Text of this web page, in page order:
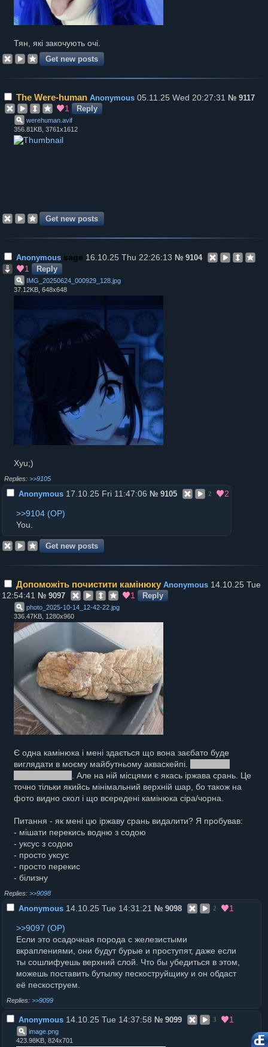
Тян, які закочують очі.
The Were-human Anonymous 05.11.25 Wed 20:27:31 № 9117
1 Reply
werehuman avif
356.81KB, 3761x1612
Anonymous 16.10.25 Thu 22:26:13 № 9104
1 Reply
IMG_20250624_000929_128 jpg
37.12KB, 648x648
Xyu;)
>>9105
Anonymous 17.10.25 Fri 11:47:06 № 9105 2 2
>>9104
You.
Допоможіть почистити камінюку Anonymous 14.10.25 Tue
12:54:41 № 9097 1 Reply
photo_2025-10-14_12-42-22 jpg
336.47KB, 1280x960
Є одна камінюка і мені здається що вона заєбато буде
виглядати в моєму майбутньому акваскейпі.
. Але на ній місцями є якась іржава срань. Це
точно тільки якийсь мінімальний верхній шар, бо також на
фото видно скол і що всередені камінюка сіра/чорна.
Питання - як мені цю іржаву срань видалити? Я пробував:
- мішати перекись водню з содою
- уксус з содою
- просто уксус
- просто перекис
- білизну
>>9098
Anonymous 14.10.25 Tue 14:31:21 № 9098 2 1
>>9097
Если это осадочная порода с железистыми
вкраплениями, они будут бурые и проступят, даже если
ты сошлифуешь верхний слой. Что бы убедиться в этом,
можешь поставить бутылку пескоструйщику и он обдаст
её пескоструем.
>>9099
Anonymous 14.10.25 Tue 14:37:58 № 9099 3 1
image png
423.98KB, 824x701